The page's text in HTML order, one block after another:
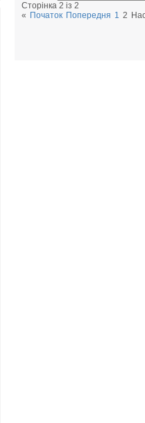
Сторінка 2 із 2
« Початок Попередня 1 2